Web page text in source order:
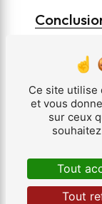
En somme,
ville de
représente
l'innovation
profit de la
contribue à
région.
liens entre
favorise un
à
Ce site utilise
et vous
sur ceux
Tout
Tout